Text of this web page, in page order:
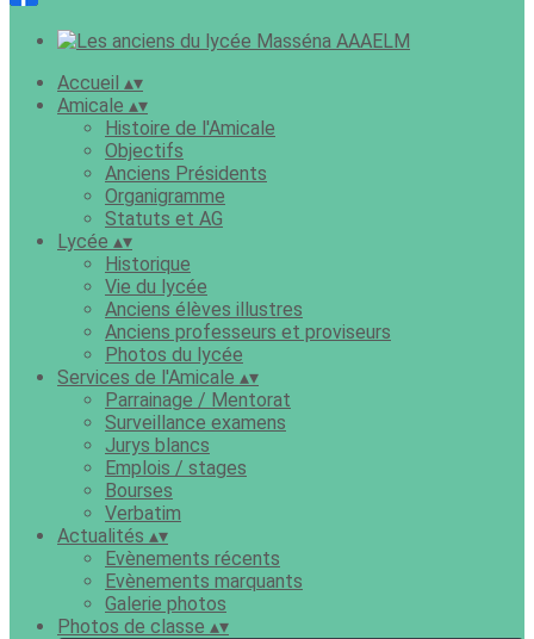
Accueil ▴▾
Amicale ▴▾
Histoire de l'Amicale
Objectifs
Anciens Présidents
Organigramme
Statuts et AG
Lycée ▴▾
Historique
Vie du lycée
Anciens élèves illustres
Anciens professeurs et proviseurs
Photos du lycée
Services de l'Amicale ▴▾
Parrainage / Mentorat
Surveillance examens
Jurys blancs
Emplois / stages
Bourses
Verbatim
Actualités ▴▾
Evènements récents
Evènements marquants
Galerie photos
Photos de classe ▴▾